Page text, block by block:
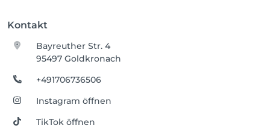
Kontakt
Bayreuther Str. 4
95497 Goldkronach
+491706736506
Instagram öffnen
TikTok öffnen